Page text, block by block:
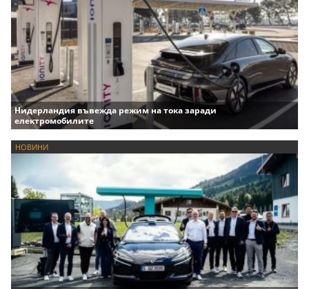
Нидерландия въвежда режим на тока заради
електромобилите
НОВИНИ